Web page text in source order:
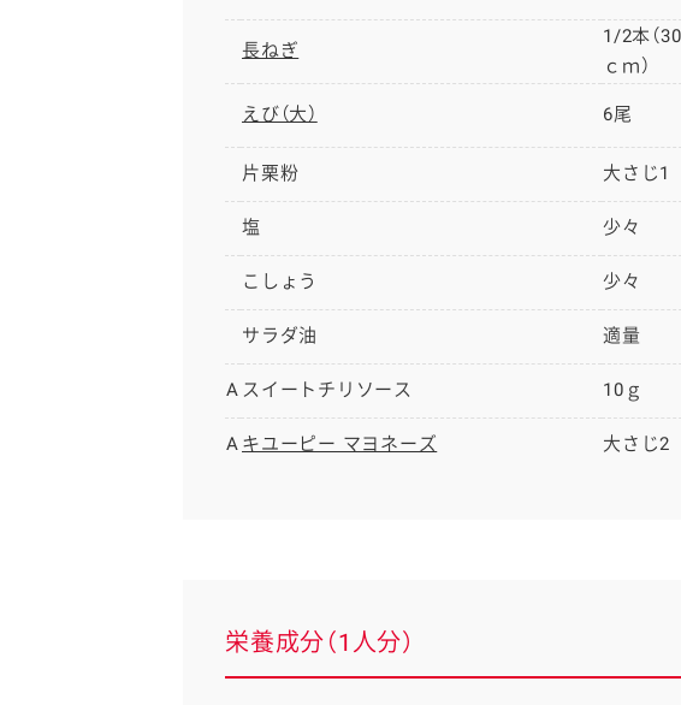
長ねぎ
1/2本（30
ｃｍ）
えび（大） 6尾
片栗粉
大さじ1
塩 少々
こしょう 少々
サラダ油 適量
A スイートチリソース 10ｇ
A キユーピー マヨネーズ 大さじ2
栄養成分（1人分）